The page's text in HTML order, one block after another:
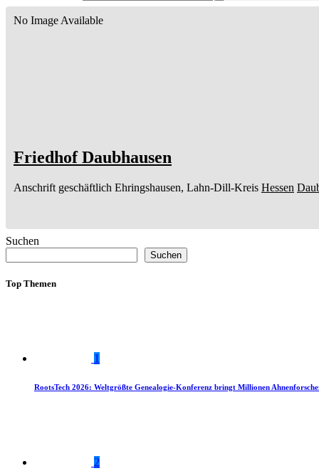
No Image Available
Friedhof Daubhausen
Anschrift geschäftlich Ehringshausen, Lahn-Dill-Kreis Hessen
Suchen
Suchen
Top Themen
1
RootsTech 2026: Weltgrößte Genealogie-Konferenz bringt Millionen
2